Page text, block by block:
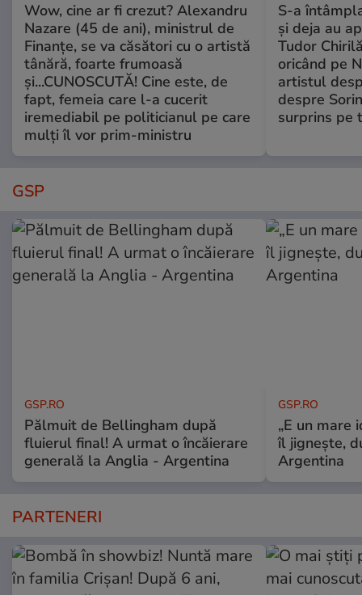
Wow, cine ar fi crezut? Alexandru
Nazare (45 de ani), ministrul de
Finanțe, se va căsători cu o artistă
tânără, foarte frumoasă
și...CUNOSCUTĂ! Cine este, de
fapt, femeia care l-a cucerit
iremediabil pe politicianul pe care
mulți îl vor prim-ministru
S-a
și deja au
Tudor
oricând pe
artistul
despre
surprins pe
GSP
GSP.RO
Pălmuit de Bellingham după
fluierul final! A urmat o încăierare
generală la Anglia - Argentina
GSP.RO
„E un mare
îl jignește,
Argentina
PARTENERI